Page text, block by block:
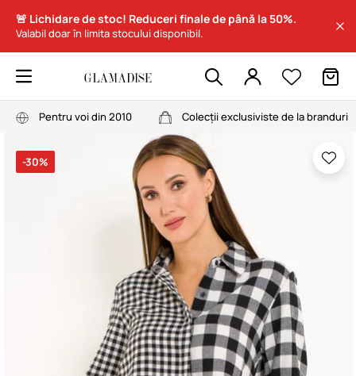
🚨 Lichidare de stoc! Reduceri finale de până la 50%.
Valabil doar în limita stocului disponibil.
Pentru voi din 2010 Colecții exclusiviste de la branduri
-30%